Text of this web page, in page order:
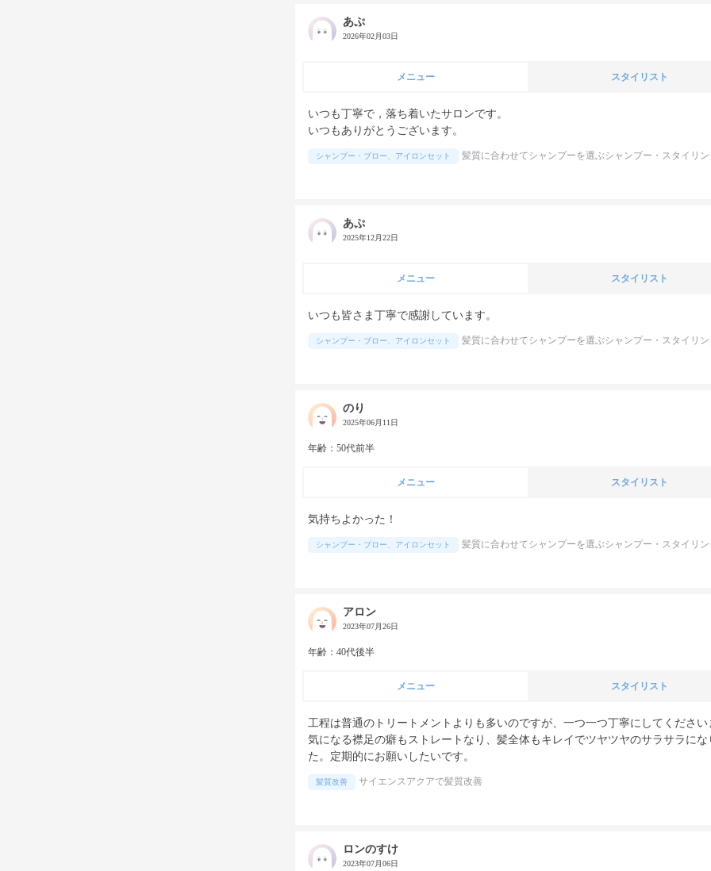
あぷ
2026年02月03日
メニュー スタイリスト
いつも丁寧で，落ち着いたサロンです。
いつもありがとうございます。
シャンプー・ブロー、アイロンセット 髪質に合わせてシャンプーを選ぶシャンプー・スタイリ
あぷ
2025年12月22日
メニュー スタイリスト
いつも皆さま丁寧で感謝しています。
シャンプー・ブロー、アイロンセット 髪質に合わせてシャンプーを選ぶシャンプー・スタイリ
のり
2025年06月11日
年齢：50代前半
メニュー スタイリスト
気持ちよかった！
シャンプー・ブロー、アイロンセット 髪質に合わせてシャンプーを選ぶシャンプー・スタイリ
アロン
2023年07月26日
年齢：40代後半
メニュー スタイリスト
工程は普通のトリートメントよりも多いのですが、一つ一つ丁寧にしてください
気になる襟足の癖もストレートなり、髪全体もキレイでツヤツヤのサラサラにな
た。定期的にお願いしたいです。
髪質改善 サイエンスアクアで髪質改善
ロンのすけ
2023年07月06日